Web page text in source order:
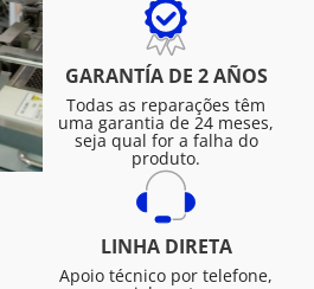
GARANTÍA DE 2 AÑOS
Todas as reparações têm
uma garantia de 24 meses,
seja qual for a falha do
produto.
LINHA DIRETA
Apoio técnico por telefone,